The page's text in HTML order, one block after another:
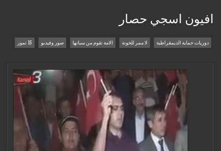
افيون اسجي حصار
دوريات حماية الديمقراطية لا ممر للخونة الامة تقوم من سباتها صور وفيديو 15 تموز